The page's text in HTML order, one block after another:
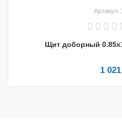
Артикул:
Щит доборный
1